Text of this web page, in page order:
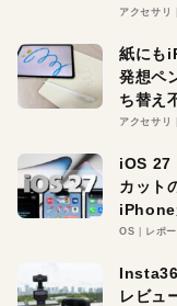
アクセサリ
紙にも
発想ペ
ち替え
アクセサリ
iOS 27
カット
iPhone
OS レポー
レビュ